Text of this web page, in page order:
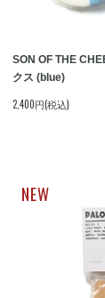
SON OF THE
クス (blue)
2,400円(税込)
NEW